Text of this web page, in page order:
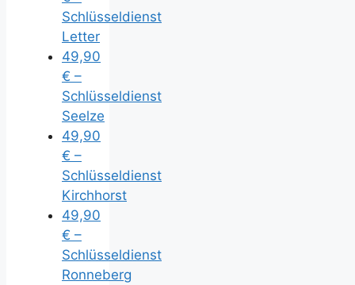
Schlüsseldienst
Letter
49,90
€ –
Schlüsseldienst
Seelze
49,90
€ –
Schlüsseldienst
Kirchhorst
49,90
€ –
Schlüsseldienst
Ronneberg